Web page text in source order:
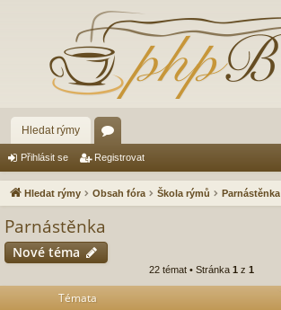
Hledat rýmy
ór
a
Přihlásit se Registrovat
Hledat rýmy Obsah fóra Škola rýmů Parnástěnka
Parnástěnka
Nové téma
22 témat • Stránka 1 z 1
Témata